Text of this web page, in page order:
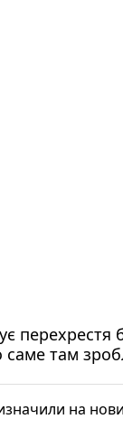
перехрестя
саме там
на